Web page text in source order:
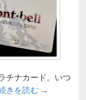
チナカード。いつ
きを読む 【モンベル
→